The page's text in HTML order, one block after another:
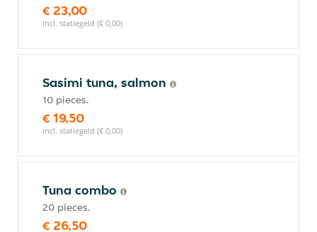
€ 23,00
incl. statiegeld (€ 0,00)
Sasimi tuna, salmon
10 pieces.
€ 19,50
incl. statiegeld (€ 0,00)
Tuna combo
20 pieces.
€ 26,50